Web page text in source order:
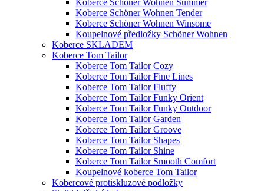
Koberce Schöner Wohnen Tender
Koberce Schöner Wohnen Winsome
Koupelnové předložky Schöner Wohnen
Koberce SKLADEM
Koberce Tom Tailor
Koberce Tom Tailor Cozy
Koberce Tom Tailor Fine Lines
Koberce Tom Tailor Fluffy
Koberce Tom Tailor Funky Orient
Koberce Tom Tailor Funky Outdoor
Koberce Tom Tailor Garden
Koberce Tom Tailor Groove
Koberce Tom Tailor Shapes
Koberce Tom Tailor Shine
Koberce Tom Tailor Smooth Comfort
Koupelnové koberce Tom Tailor
Kobercové protiskluzové podložky